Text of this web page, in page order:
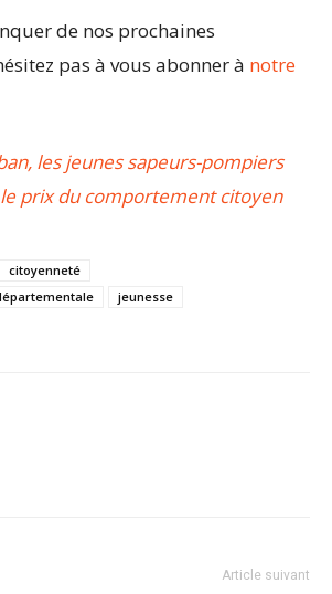
de nos prochaines
pas à vous abonner à notre
les jeunes sapeurs-pompiers
prix du comportement citoyen
citoyenneté
jeunesse
Article suivant